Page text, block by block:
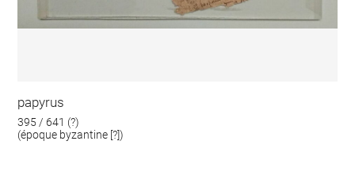
papyrus
395 / 641 (?)
(époque byzantine [?])